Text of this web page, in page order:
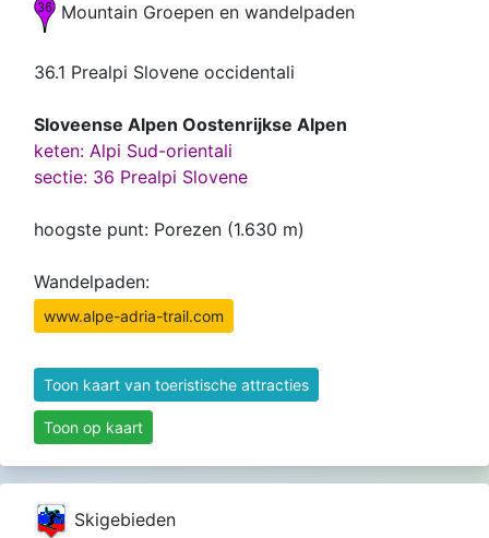
Mountain Groepen en wandelpaden
36.1 Prealpi Slovene occidentali
Sloveense Alpen Oostenrijkse Alpen
keten: Alpi Sud-orientali
sectie: 36 Prealpi Slovene
hoogste punt: Porezen (1.630 m)
Wandelpaden:
www.alpe-adria-trail.com
Toon kaart van toeristische attracties
Toon op kaart
Skigebieden